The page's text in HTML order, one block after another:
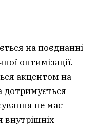
на поєднанні
оптимізації.
акцентом на
дотримується
не має
внутрішніх